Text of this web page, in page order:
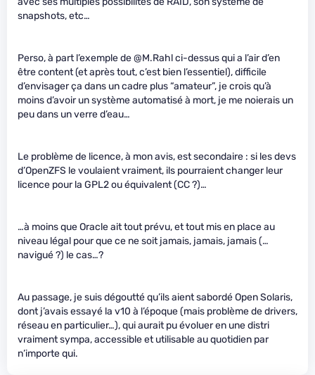
snapshots, etc…
Perso, à part l’exemple de @M.Rahl ci-dessus qui a l’air d’en
être content (et après tout, c’est bien l’essentiel), difficile
d’envisager ça dans un cadre plus “amateur”, je crois qu’à
moins d’avoir un système automatisé à mort, je me noierais un
peu dans un verre d’eau…
Le problème de licence, à mon avis, est secondaire : si les devs
d’OpenZFS le voulaient vraiment, ils pourraient changer leur
licence pour la GPL2 ou équivalent (CC ?)…
…à moins que Oracle ait tout prévu, et tout mis en place au
niveau légal pour que ce ne soit jamais, jamais, jamais (…
navigué ?) le cas…?
Au passage, je suis dégoutté qu’ils aient sabordé Open Solaris,
dont j’avais essayé la v10 à l’époque (mais problème de drivers,
réseau en particulier…), qui aurait pu évoluer en une distri
vraiment sympa, accessible et utilisable au quotidien par
n’importe qui.